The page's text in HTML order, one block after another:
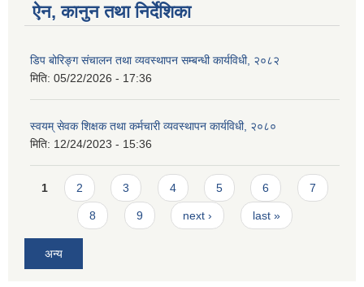
ऐन, कानुन तथा निर्देशिका
डिप बोरिङ्ग संचालन तथा व्यवस्थापन सम्बन्धी कार्यविधी, २०८२
मिति: 05/22/2026 - 17:36
स्वयम् सेवक शिक्षक तथा कर्मचारी व्यवस्थापन कार्यविधी, २०८०
मिति: 12/24/2023 - 15:36
Pages
1 2 3 4 5 6 7
8 9 next › last »
अन्य